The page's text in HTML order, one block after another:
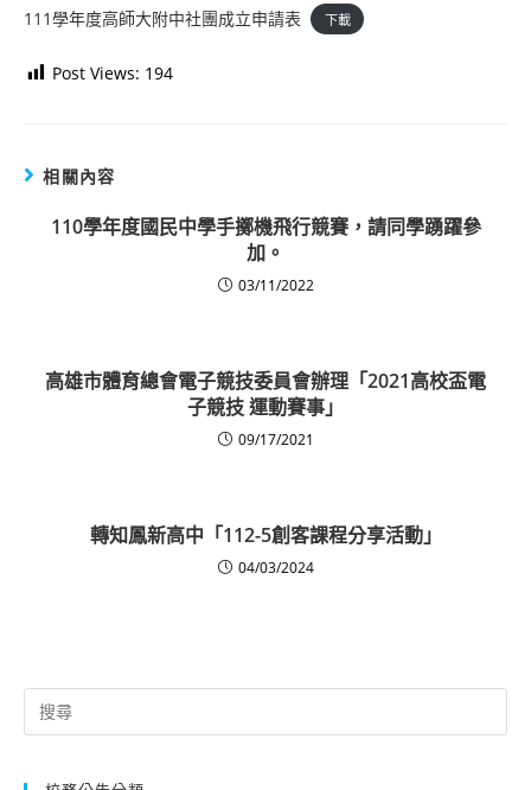
111學年度高師大附中社團成立申請表 下載
Post Views: 194
相關內容
110學年度國民中學手擲機飛行競賽，請同學踴躍參
加。
03/11/2022
高雄市體育總會電子競技委員會辦理「2021高校盃電
子競技 運動賽事」
09/17/2021
轉知鳳新高中「112-5創客課程分享活動」
04/03/2024
Search
for: